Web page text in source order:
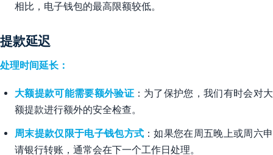
相比，电子钱包的最高限额较低。
提款延迟
处理时间延长：
大额提款可能需要额外验证：为了保护您，我们有时会对大
额提款进行额外的安全检查。
周末提款仅限于电子钱包方式 ：如果您在周五晚上或周六申
请银行转账，通常会在下一个工作日处理。